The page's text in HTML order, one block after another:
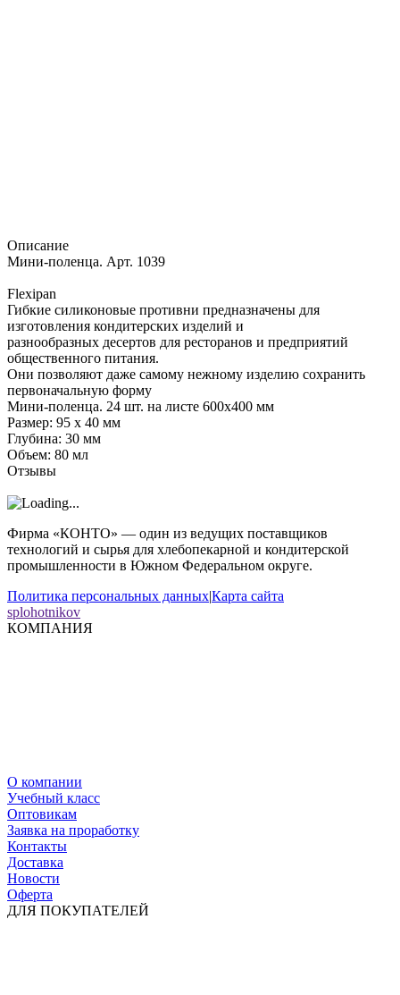
Описание
Мини-поленца. Арт. 1039
Flexipan
Гибкие силиконовые противни предназначены для
изготовления кондитерских изделий и
разнообразных десертов для ресторанов и предприятий
общественного питания.
Они позволяют даже самому нежному изделию сохранить
первоначальную форму
Мини-поленца. 24 шт. на листе 600х400 мм
Размер: 95 х 40 мм
Глубина: 30 мм
Объем: 80 мл
Отзывы
Фирма «КОНТО» — один из ведущих поставщиков
технологий и сырья для хлебопекарной и кондитерской
промышленности в Южном Федеральном округе.
Политика персональных данных|Карта сайта
splohotnikov
КОМПАНИЯ
О компании
Учебный класс
Оптовикам
Заявка на проработку
Контакты
Доставка
Новости
Оферта
ДЛЯ ПОКУПАТЕЛЕЙ